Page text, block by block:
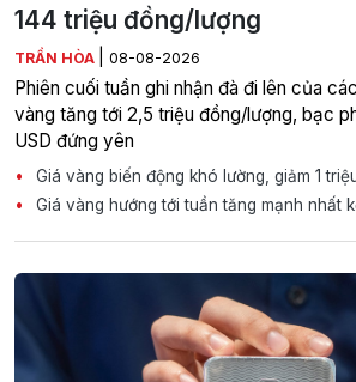
144 triệu đồng/lượng
TRẦN HÒA 08-08-2026
Phiên cuối tuần ghi nhận đà đi lên của
vàng tăng tới 2,5 triệu đồng/lượng, bạc
USD đứng yên
Giá vàng biến động khó lường, giảm 1
Giá vàng hướng tới tuần tăng mạnh nhất